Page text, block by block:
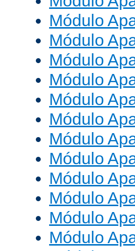
Módulo
Módulo
Módulo
Módulo
Módulo
Módulo
Módulo
Módulo
Módulo
Módulo
Módulo
Módulo